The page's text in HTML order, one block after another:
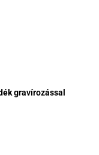
gravírozással